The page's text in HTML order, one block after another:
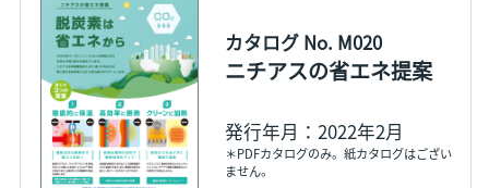
カタログ No. M020
ニチアスの省エネ提案
発行年月：2022年2月
＊PDFカタログのみ。紙カタログはござい
ません。